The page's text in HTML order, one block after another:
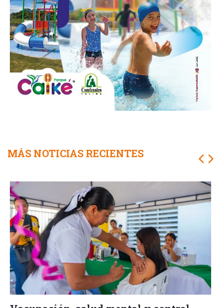
MÁS NOTICIAS RECIENTES